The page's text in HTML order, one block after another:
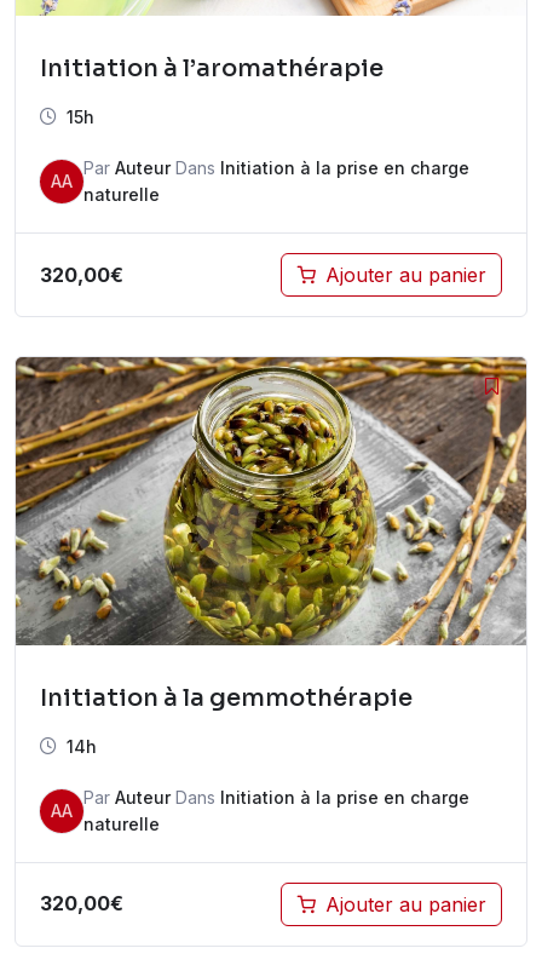
Initiation à l’aromathérapie
15h
AA
Par AuteurDans Initiation à la prise en charge
naturelle
320,00€ Ajouter au panier
Initiation à la gemmothérapie
14h
AA
Par AuteurDans Initiation à la prise en charge
naturelle
320,00€ Ajouter au panier